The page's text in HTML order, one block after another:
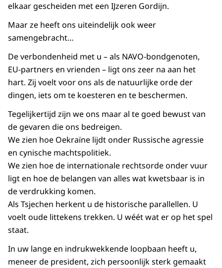
elkaar gescheiden met een IJzeren Gordijn.
Maar ze heeft ons uiteindelijk ook weer
samengebracht…
De verbondenheid met u – als NAVO-bondgenoten,
EU-partners en vrienden – ligt ons zeer na aan het
hart. Zij voelt voor ons als de natuurlijke orde der
dingen, iets om te koesteren en te beschermen.
Tegelijkertijd zijn we ons maar al te goed bewust van
de gevaren die ons bedreigen.
We zien hoe Oekraïne lijdt onder Russische agressie
en cynische machtspolitiek.
We zien hoe de internationale rechtsorde onder vuur
ligt en hoe de belangen van alles wat kwetsbaar is in
de verdrukking komen.
Als Tsjechen herkent u de historische parallellen. U
voelt oude littekens trekken. U wéét wat er op het spel
staat.
In uw lange en indrukwekkende loopbaan heeft u,
meneer de president, zich persoonlijk sterk gemaakt